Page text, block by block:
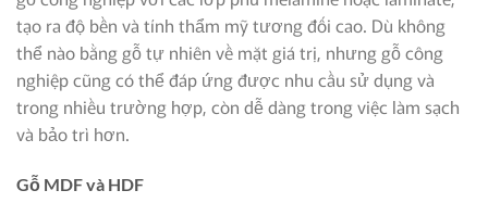
tạo ra độ bền và tính thẩm mỹ tương đối cao. Dù không
thể nào bằng gỗ tự nhiên về mặt giá trị, nhưng gỗ công
nghiệp cũng có thể đáp ứng được nhu cầu sử dụng và
trong nhiều trường hợp, còn dễ dàng trong việc làm sạch
và bảo trì hơn.
Gỗ MDF và HDF